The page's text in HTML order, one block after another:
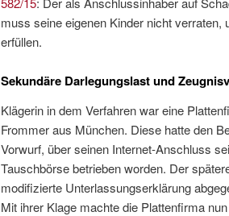
muss seine eigenen Kinder nicht
erfüllen.
Sekundäre Darlegungslast und
Klägerin in dem Verfahren war eine
Frommer aus München. Diese hatte den
Vorwurf, über seinen Internet-Anschluss
Tauschbörse betrieben worden. Der
modifizierte Unterlassungserklärung
Mit ihrer Klage machte die Plattenfirma